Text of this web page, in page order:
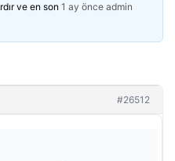
ve en son 1 ay önce admin
#26512